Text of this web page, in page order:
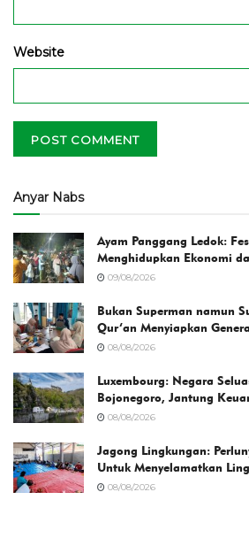
Website
Anyar Nabs
Ayam Panggang Ledok:
Menghidupkan Ekonomi
09/08/2026
Bukan Superman namun
Qur’an Menyiapkan
08/08/2026
Luxembourg: Negara
Bojonegoro, Jantung
08/08/2026
Jagong Lingkungan:
Untuk Menyelamatkan
08/08/2026